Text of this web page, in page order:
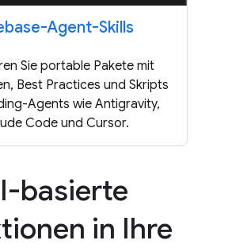
Agent-Skills
Sie portable Pakete mit
Best Practices und Skripts
Agents wie Antigravity,
Code und Cursor.
basierte
in Ihre